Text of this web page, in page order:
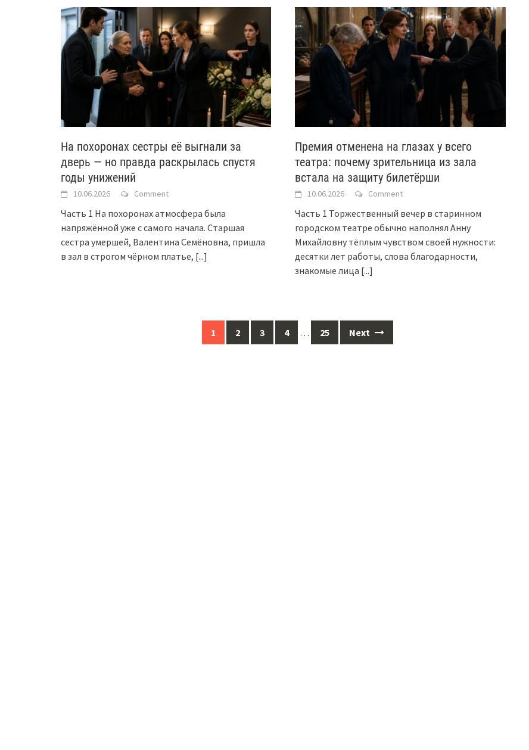
На похоронах сестры её выгнали за
дверь — но правда раскрылась спустя
годы унижений
10.06.2026 Comment
Часть 1 На похоронах атмосфера была
напряжённой уже с самого начала. Старшая
сестра умершей, Валентина Семёновна, пришла
в зал в строгом чёрном платье, [...]
Премия отменена на глазах у всего
театра: почему зрительница из зала
встала на защиту билетёрши
10.06.2026 Comment
Часть 1 Торжественный вечер в старинном
городском театре обычно наполнял Анну
Михайловну тёплым чувством своей нужности:
десятки лет работы, слова благодарности,
знакомые лица [...]
1 2 3 4 … 25 Next